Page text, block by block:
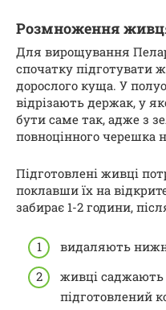
Розмноження
Для вирощування
спочатку підготувати
дорослого куща. У
відрізають держак, у
бути саме так, адже з
повноцінного черешка
Підготовлені живці
поклавши їх на
забирає 1-2 години,
видаляють
живці саджають
підготовлений